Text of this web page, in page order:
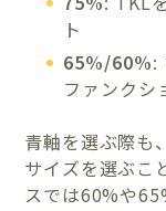
ト
65%/60%:
ファンクシ
青軸を選ぶ際も
サイズを選ぶこ
スでは60%や